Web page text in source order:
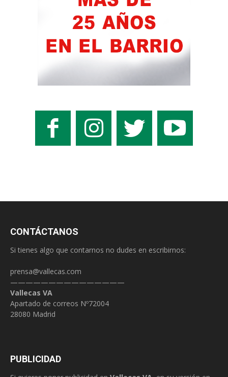
CONTÁCTANOS
Si tienes algo que contarnos no dudes en escribirnos:
prensa@vallecas.com
———————————————
Vallecas VA
Apartado de correos Nº72004
28080 Madrid
PUBLICIDAD